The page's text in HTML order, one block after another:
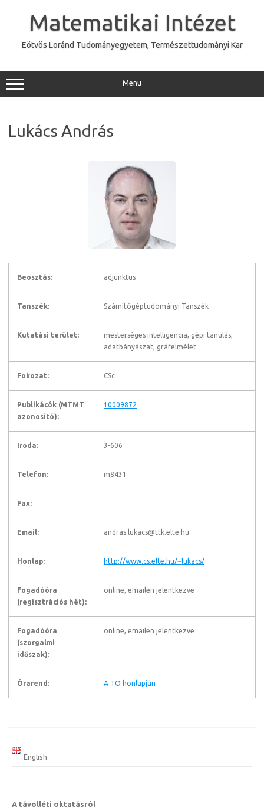
Matematikai Intézet
Eötvös Loránd Tudományegyetem, Természettudományi Kar
Menu
Lukács András
Beosztás: adjunktus
Tanszék: Számítógéptudományi Tanszék
Kutatási terület:
mesterséges intelligencia, gépi tanulás,
adatbányászat, gráfelmélet
Fokozat: CSc
Publikácók (MTMT
azonosító):
10009872
Iroda: 3-606
Telefon: m8431
Fax:
Email: andras.lukacs@ttk.elte.hu
Honlap: http://www.cs.elte.hu/~lukacs/
Fogadóóra
(regisztrációs hét):
online, emailen jelentkezve
Fogadóóra
(szorgalmi
időszak):
online, emailen jelentkezve
Órarend: A TO honlapján
English
A távolléti oktatásról